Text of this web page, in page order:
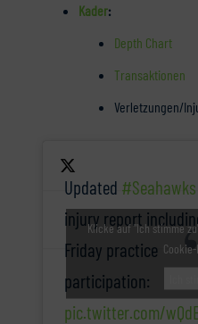
Kader:
Depth Chart
Transaktionen
Verletzungen/
Updated #Seahawks
injury report
Friday practice
participation:
pic.twitter.com/
Klicke auf "Ich stimme